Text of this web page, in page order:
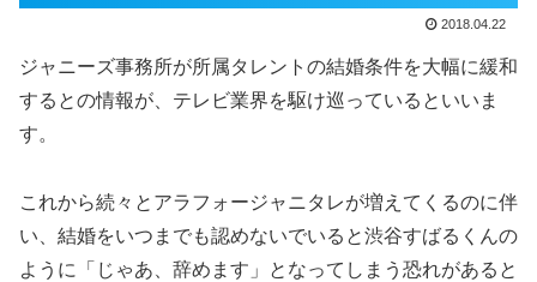
2018.04.22
ジャニーズ事務所が所属タレントの結婚条件を大幅に緩和
するとの情報が、テレビ業界を駆け巡っているといいま
す。
これから続々とアラフォージャニタレが増えてくるのに伴
い、結婚をいつまでも認めないでいると渋谷すばるくんの
ように「じゃあ、辞めます」となってしまう恐れがあると